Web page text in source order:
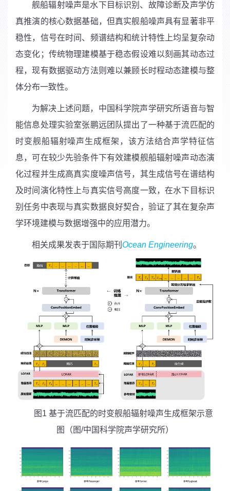
舰船辐射噪声是水下目标识别、故障诊断及声学仿
真推演的核心数据基础，但真实舰船噪声具有显著非平
稳性，信号在时间、频谱结构和统计特性上均呈复杂动
态变化；传统物理建模基于稳态假设难以刻画其动态过
程，现有数据驱动方法则难以兼顾长时程动态建模与整
体分布一致性。
为解决上述问题，中国科学院声学研究所语音与智
能信息处理实验室张鹏远团队提出了一种基于流匹配的
时变舰船辐射噪声生成框架，该方法结合声学特征信
息，可在较少先验条件下有效建模舰船辐射噪声动态演
化过程并生成高真实度噪声信号，其生成信号在谱结构
及时间演化特性上与真实信号高度一致，在水下目标识
别任务中表现与真实数据良好契合，验证了其在复杂声
学环境建模与数据增强中的应用潜力。
相关成果发表于国际期刊 Ocean Engineering。
图 1 基于流匹配的时变舰船辐射噪声生成框架示意
图（图/中国科学院声学研究所）